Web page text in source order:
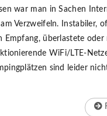
war man in Sachen
Verzweifeln. Instabiler,
Empfang, überlastete
WiFi/LTE-
sind leider